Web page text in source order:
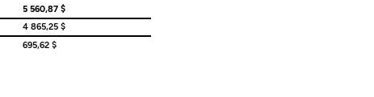
5 560,87 $
4 865,25 $
695,62 $